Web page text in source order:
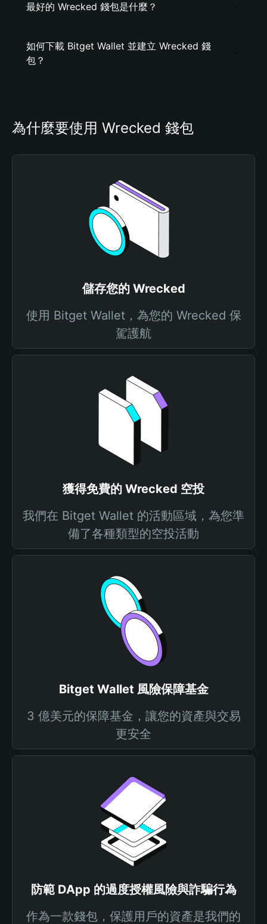
最好的 Wrecked 錢包是什麼？
如何下載 Bitget Wallet 並建立 Wrecked 錢
包？
為什麼要使用 Wrecked 錢包
儲存您的 Wrecked
使用 Bitget Wallet，為您的 Wrecked 保
駕護航
獲得免費的 Wrecked 空投
我們在 Bitget Wallet 的活動區域，為您準
備了各種類型的空投活動
Bitget Wallet 風險保障基金
3 億美元的保障基金，讓您的資產與交易
更安全
防範 DApp 的過度授權風險與詐騙行為
作為一款錢包，保護用戶的資產是我們的